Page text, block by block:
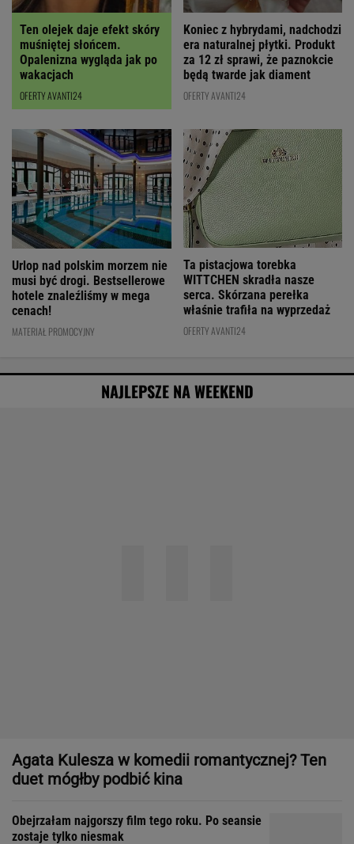
Ten olejek daje efekt skóry
muśniętej słońcem.
Opalenizna wygląda jak po
wakacjach
OFERTY AVANTI24
Koniec z hybrydami, nadchodzi
era naturalnej płytki. Produkt
za 12 zł sprawi, że paznokcie
będą twarde jak diament
OFERTY AVANTI24
Urlop nad polskim morzem nie
musi być drogi. Bestsellerowe
hotele znaleźliśmy w mega
cenach!
MATERIAŁ PROMOCYJNY
Ta pistacjowa torebka
WITTCHEN skradła nasze
serca. Skórzana perełka
właśnie trafiła na wyprzedaż
OFERTY AVANTI24
NAJLEPSZE NA WEEKEND
Agata Kulesza w komedii romantycznej? Ten
duet mógłby podbić kina
Obejrzałam najgorszy film tego roku. Po seansie
zostaje tylko niesmak